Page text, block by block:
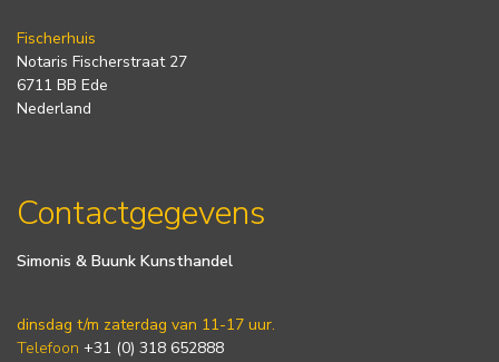
Fischerhuis
Notaris Fischerstraat 27
6711 BB Ede
Nederland
Contactgegevens
Simonis & Buunk Kunsthandel
dinsdag t/m zaterdag van 11-17 uur.
Telefoon +31 (0) 318 652888